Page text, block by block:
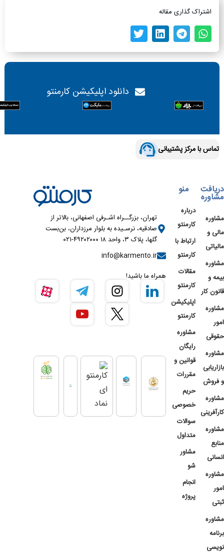
اشتراک گذاری مقاله
دانلود اپلیکیشن کارمنتو
تماس با مرکز پشتیبانی
دریافت
مشاوره
مشاوره
مالی و
مالیاتی
مشاوره
بیمه و
قانون کار
مشاوره
امور
حقوقی
مشاوره
بازاریابی
و فروش
مشاوره
کارآفرینی
مشاوره
منابع
انسانی
مشاوره
امور
ثبتی
مشاوره
برنامه
نویسی
منو
درباره
کارمنتو
ارتباط با
کارمنتو
مقالات
کارمنتو
اپلیکیشن
کارمنتو
مشاوره
رایگان
قوانین و
مقررات
حریم
خصوصی
سوالات
متداول
مشاور
شو
انجام
پروژه
تهران، بزرگــراه اشـرفی اصفهانی، بالاتر از
صادقیه، نرسـیده به بلوار مرزداران، بن‌بست
گلها، پلاک ۳، واحد ۱۸ ۴۹۲۰۲۰۰۰-۰۲۱
info@karmento.ir
همراه ما باشید!